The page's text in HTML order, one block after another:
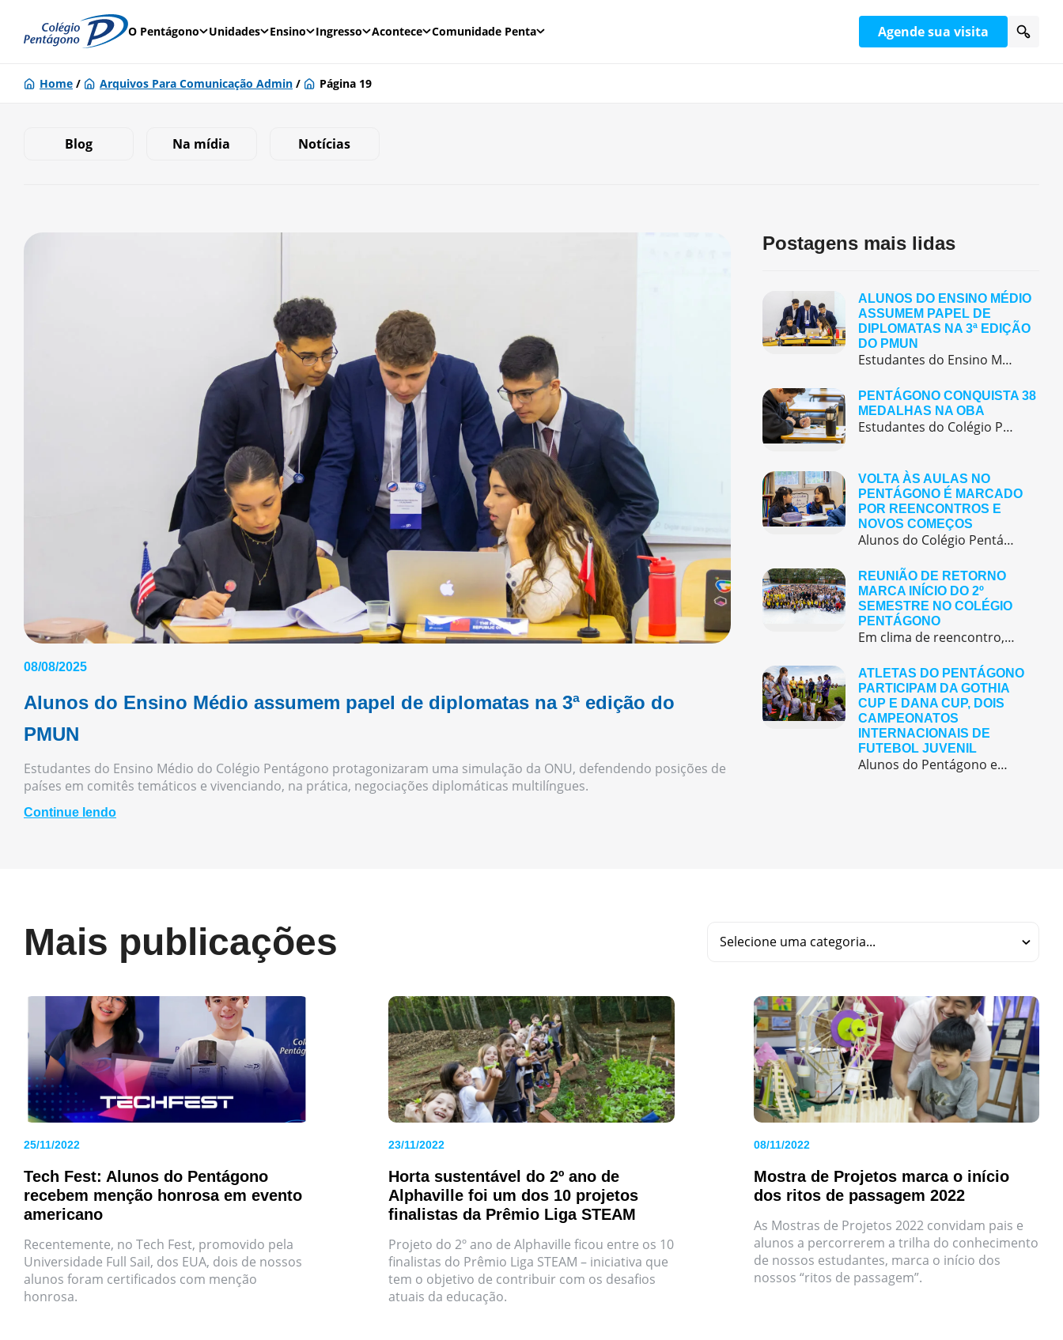
O Pentágono Unidades Ensino Ingresso Acontece Comunidade Penta Agende sua visita
Home / Arquivos Para Comunicação Admin / Página 19
Blog Na mídia Notícias
08/08/2025
Alunos do Ensino Médio assumem papel de diplomatas na 3ª edição do
PMUN
Estudantes do Ensino Médio do Colégio Pentágono protagonizaram uma simulação da ONU, defendendo posições de
países em comitês temáticos e vivenciando, na prática, negociações diplomáticas multilíngues.
Continue lendo
Postagens mais lidas
ALUNOS DO ENSINO MÉDIO
ASSUMEM PAPEL DE
DIPLOMATAS NA 3ª EDIÇÃO
DO PMUN
Estudantes do Ensino Médio do Colégio Pentágono protagonizaram uma simulação da ONU, defendendo posições de países em comitês temáticos e vivenciando, na prática, negociações diplomáticas multilíngues.
PENTÁGONO CONQUISTA 38
MEDALHAS NA OBA
Estudantes do Colégio Pentágono conquistam excelente resultado na Olimpíada Brasileira de Astronomia e Astronáutica (OBA) 2025, somando 38 medalhas.
VOLTA ÀS AULAS NO
PENTÁGONO É MARCADO
POR REENCONTROS E
NOVOS COMEÇOS
Alunos do Colégio Pentágono retornaram às aulas trazendo o entusiasmo dos reencontros e o desejo de seguir aprendendo com significado.
REUNIÃO DE RETORNO
MARCA INÍCIO DO 2º
SEMESTRE NO COLÉGIO
PENTÁGONO
Em clima de reencontro, a equipe pedagógica participou da abertura do semestre letivo com treinamentos e simulação de emergência
ATLETAS DO PENTÁGONO
PARTICIPAM DA GOTHIA
CUP E DANA CUP, DOIS
CAMPEONATOS
INTERNACIONAIS DE
FUTEBOL JUVENIL
Alunos do Pentágono embarcaram para a Europa, onde participaram de duas das maiores competições internacionais de futebol juvenil
Mais publicações
25/11/2022
Tech Fest: Alunos do Pentágono
recebem menção honrosa em evento
americano
Recentemente, no Tech Fest, promovido pela
Universidade Full Sail, dos EUA, dois de nossos
alunos foram certificados com menção
honrosa.
23/11/2022
Horta sustentável do 2º ano de
Alphaville foi um dos 10 projetos
finalistas da Prêmio Liga STEAM
Projeto do 2º ano de Alphaville ficou entre os 10
finalistas do Prêmio Liga STEAM – iniciativa que
tem o objetivo de contribuir com os desafios
atuais da educação.
08/11/2022
Mostra de Projetos marca o início
dos ritos de passagem 2022
As Mostras de Projetos 2022 convidam pais e
alunos a percorrerem a trilha do conhecimento
de nossos estudantes, marca o início dos
nossos “ritos de passagem”.